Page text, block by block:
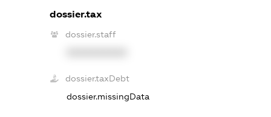
dossier.tax
dossier.staff
dossier.taxDebt
dossier.missingData